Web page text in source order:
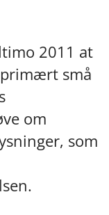
2011 at
små
om
som